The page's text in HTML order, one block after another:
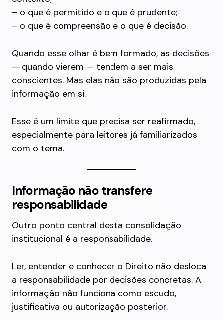
– o que é permitido e o que é prudente;
– o que é compreensão e o que é decisão.
Quando esse olhar é bem formado, as decisões
— quando vierem — tendem a ser mais
conscientes. Mas elas não são produzidas pela
informação em si.
Esse é um limite que precisa ser reafirmado,
especialmente para leitores já familiarizados
com o tema.
Informação não transfere
responsabilidade
Outro ponto central desta consolidação
institucional é a responsabilidade.
Ler, entender e conhecer o Direito não desloca
a responsabilidade por decisões concretas. A
informação não funciona como escudo,
justificativa ou autorização posterior.